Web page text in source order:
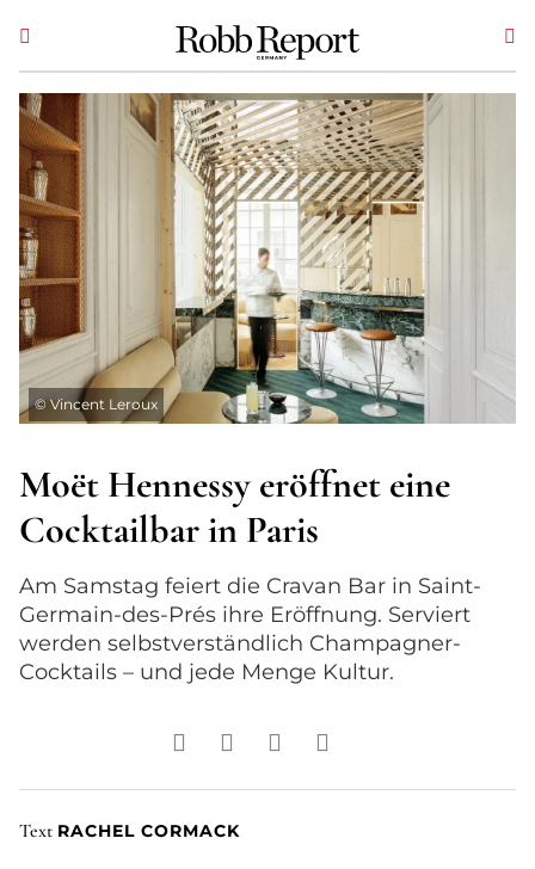
© Vincent Leroux
Moët Hennessy eröffnet eine
Cocktailbar in Paris
Am Samstag feiert die Cravan Bar in Saint-
Germain-des-Prés ihre Eröffnung. Serviert
werden selbstverständlich Champagner-
Cocktails – und jede Menge Kultur.
Text RACHEL CORMACK